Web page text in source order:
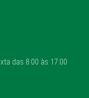
das 8:00 às 17:00